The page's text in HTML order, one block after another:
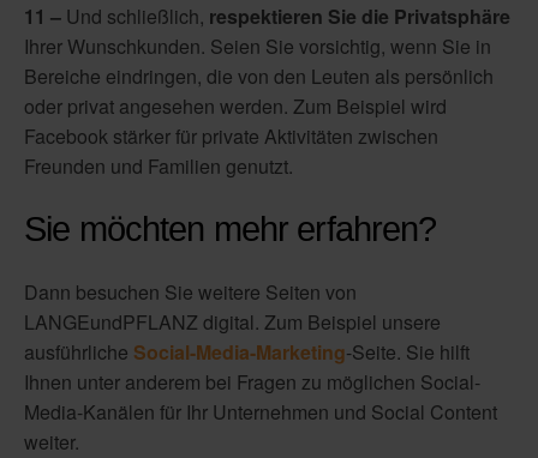
11 – Und schließlich, respektieren Sie die Privatsphäre
Ihrer Wunschkunden. Seien Sie vorsichtig, wenn Sie in
Bereiche eindringen, die von den Leuten als persönlich
oder privat angesehen werden. Zum Beispiel wird
Facebook stärker für private Aktivitäten zwischen
Freunden und Familien genutzt.
Sie möchten mehr erfahren?
Dann besuchen Sie weitere Seiten von
LANGEundPFLANZ digital. Zum Beispiel unsere
ausführliche Social-Media-Marketing-Seite. Sie hilft
Ihnen unter anderem bei Fragen zu möglichen Social-
Media-Kanälen für Ihr Unternehmen und Social Content
weiter.